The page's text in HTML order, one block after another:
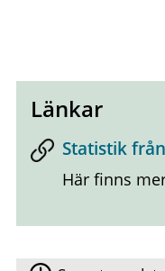
Länkar
Statistik
Här finns